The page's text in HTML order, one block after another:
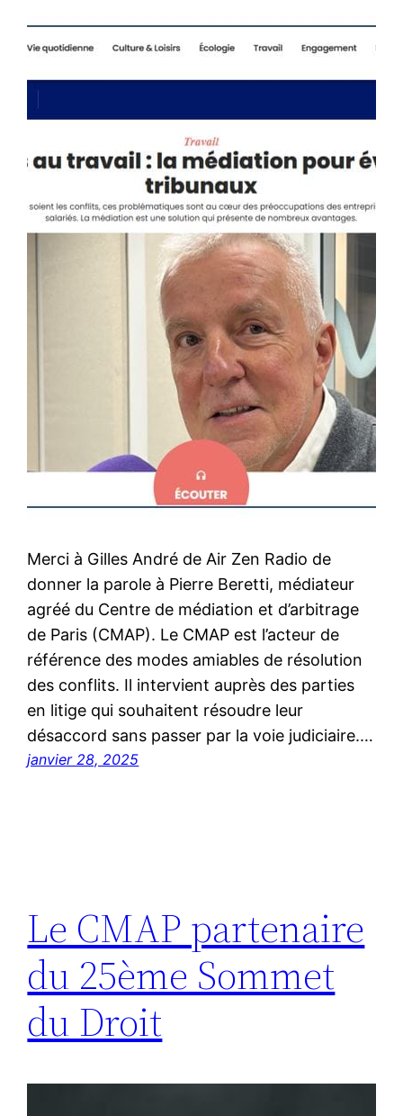
Merci à Gilles André de Air Zen Radio de
donner la parole à Pierre Beretti, médiateur
agréé du Centre de médiation et d’arbitrage
de Paris (CMAP). Le CMAP est l’acteur de
référence des modes amiables de résolution
des conflits. Il intervient auprès des parties
en litige qui souhaitent résoudre leur
désaccord sans passer par la voie judiciaire.…
janvier 28, 2025
Le CMAP partenaire
du 25ème Sommet
du Droit